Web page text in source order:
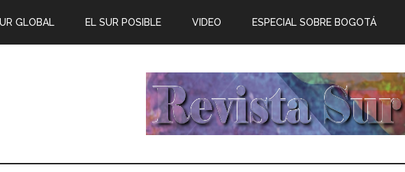
GLOBAL EL SUR POSIBLE VIDEO ESPECIAL SOBRE BOGOTÁ